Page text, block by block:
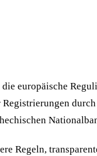
europäische
Regeln,